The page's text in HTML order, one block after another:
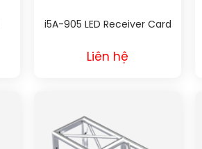
i5A-905 LED Receiver Card
Liên hệ